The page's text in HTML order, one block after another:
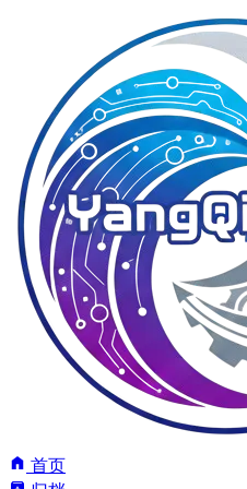
首页